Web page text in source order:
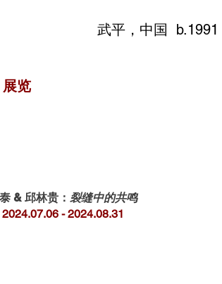
武平，中国 b.1991
展览
& 邱林贵： 裂缝中的共鸣
2024.07.06 - 2024.08.31